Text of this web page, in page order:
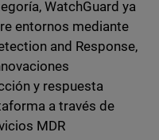
WatchGuard ya
entornos mediante
and Response,
y respuesta
a través de
MDR